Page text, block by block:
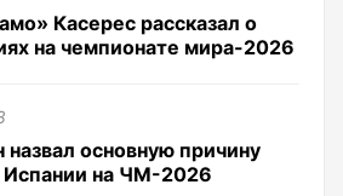
Касерес рассказал о
на чемпионате мира-2026
основную причину
Испании на ЧМ-2026